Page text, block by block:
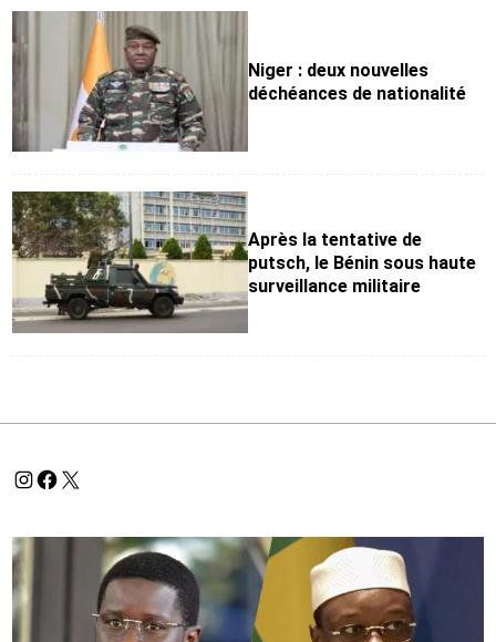
Niger : deux nouvelles
déchéances de nationalité
Après la tentative de
putsch, le Bénin sous haute
surveillance militaire